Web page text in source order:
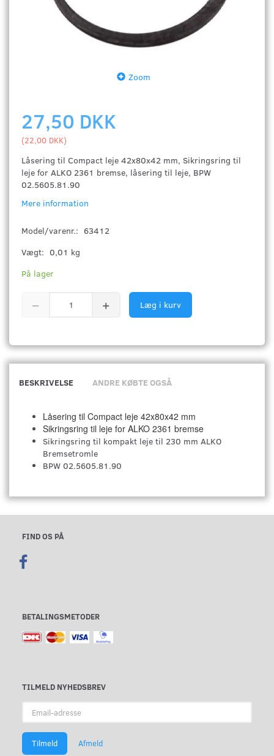
Zoom
27,50 DKK
(22,00 DKK)
Låsering til Compact leje 42x80x42 mm, Sikringsring til
leje for ALKO 2361 bremse, låsering til leje, BPW
02.5605.81.90
Mere information
Model/varenr.: 63412
Vægt: 0,01 kg
På lager
Læg i kurv
BESKRIVELSE ANDRE KØBTE OGSÅ
Låsering til Compact leje 42x80x42 mm
Sikringsring til leje for ALKO 2361 bremse
Sikringsring til kompakt leje til 230 mm ALKO
Bremsetromle
BPW 02.5605.81.90
FIND OS PÅ
BETALINGSMETODER
TILMELD NYHEDSBREV
adresse
Tilmeld Afmeld